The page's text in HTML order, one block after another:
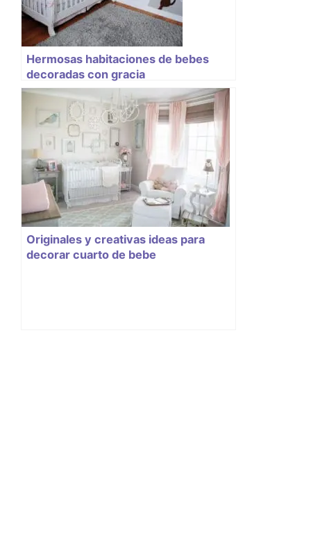
Hermosas habitaciones de bebes
decoradas con gracia
Originales y creativas ideas para
decorar cuarto de bebe